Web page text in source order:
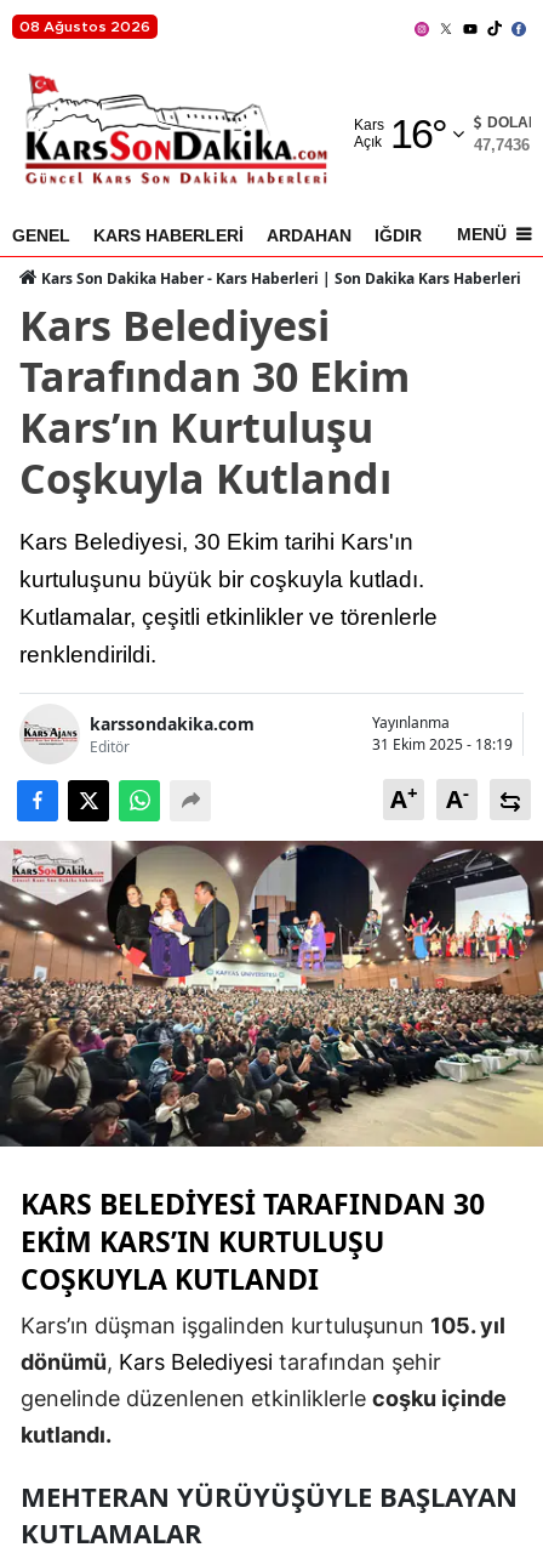
08 Ağustos 2026
Kars
Açık
16°
Adıyaman
Ağrı
Amasya
Antalya
Aydın
Bilecik
Bingöl
Bolu
Bursa
Çanakkale
Çankırı
Çorum
Denizli
Diyarbakır
Edirne
Erzincan
Eskişehir
Gaziantep
Giresun
Hakkari
DOLAR
47,7436
GENEL KARS HABERLERİ ARDAHAN IĞDIR AKYAKA
MENÜ
Kars Son Dakika Haber - Kars Haberleri | Son Dakika Kars Haberleri
Kars Belediyesi
Tarafından 30 Ekim
Kars’ın Kurtuluşu
Coşkuyla Kutlandı
Kars Belediyesi, 30 Ekim tarihi Kars'ın
kurtuluşunu büyük bir coşkuyla kutladı.
Kutlamalar, çeşitli etkinlikler ve törenlerle
renklendirildi.
karssondakika.com
Editör
Yayınlanma
31 Ekim 2025 - 18:19
A+ A-
KARS BELEDIYESI TARAFINDAN 30
EKIM KARS’IN KURTULUŞU
COŞKUYLA KUTLANDI
Kars’ın düşman işgalinden kurtuluşunun 105. yıl
dönümü, Kars Belediyesi tarafından şehir
genelinde düzenlenen etkinliklerle coşku içinde
kutlandı.
MEHTERAN YÜRÜYÜŞÜYLE BAŞLAYAN
KUTLAMALAR